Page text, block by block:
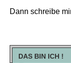
Dann schreibe
DAS BIN ICH !